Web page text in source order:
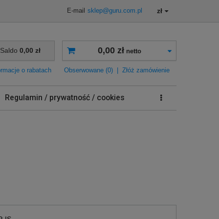
E-mail sklep@guru.com.pl zł
Saldo 0,00 zł
o rabatach
0,00 złnetto
Obserwowane (0) Złóż zamówienie
Regulamin / prywatność / cookies